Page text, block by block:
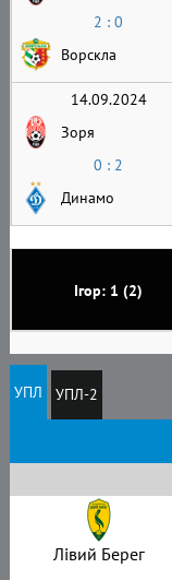
Ігор: 1 (2)
2 : 0
Ворскла
14.09.2024
Зоря
0 : 2
Динамо
УПЛ УПЛ-2
Лівий Берег